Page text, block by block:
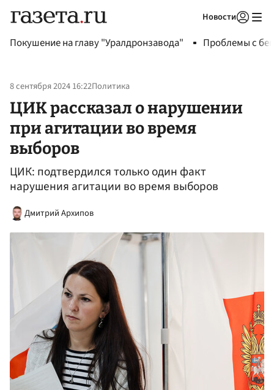
Новости
Покушение на главу "Уралдронзавода" Проблемы с
8 сентября 2024 16:22Политика
ЦИК рассказал о нарушении
при агитации во время
выборов
ЦИК: подтвердился только один факт
нарушения агитации во время выборов
Дмитрий Архипов